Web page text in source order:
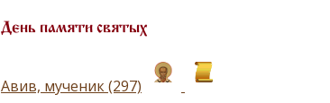
День памяти святых
Авив, мученик (297)